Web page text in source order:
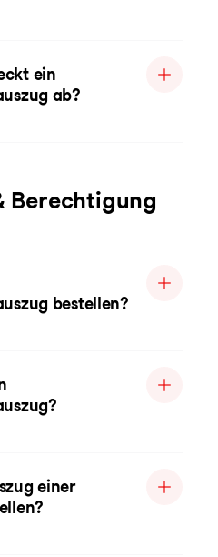
ein
ab?
Berechtigung
bestellen?
einer